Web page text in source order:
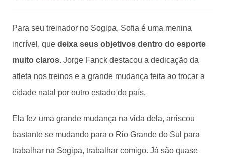
Para seu treinador no Sogipa, Sofia é uma menina
incrível, que deixa seus objetivos dentro do esporte
muito claros. Jorge Fanck destacou a dedicação da
atleta nos treinos e a grande mudança feita ao trocar a
cidade natal por outro estado do país.
Ela fez uma grande mudança na vida dela, arriscou
bastante se mudando para o Rio Grande do Sul para
trabalhar na Sogipa, trabalhar comigo. Já são quase